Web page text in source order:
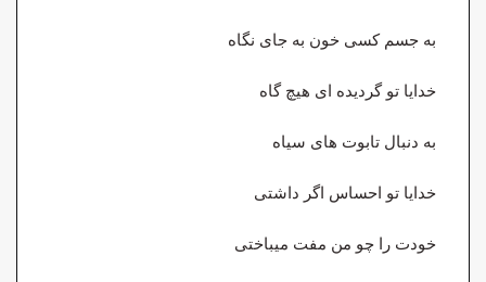
به جسم کسی خون به جای نگاه
خدایا تو گردیده ای هیچ گاه
به دنبال تابوت های سیاه
خدایا تو احساس اگر داشتی
خودت را چو من مفت میباختی